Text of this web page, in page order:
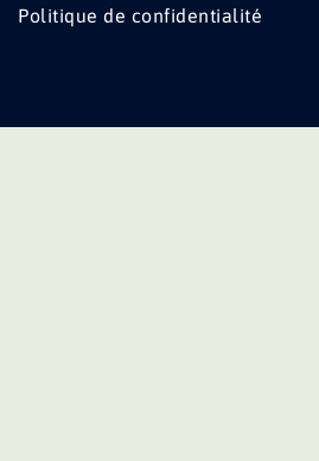
Politique de confidentialité